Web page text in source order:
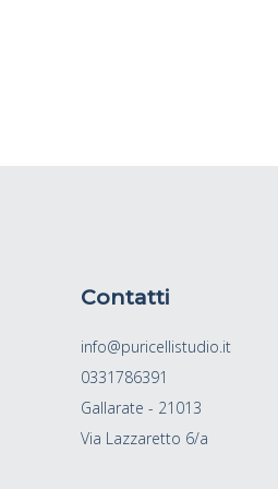
Contatti
info@puricellistudio.it
0331786391
Gallarate - 21013
Via Lazzaretto 6/a